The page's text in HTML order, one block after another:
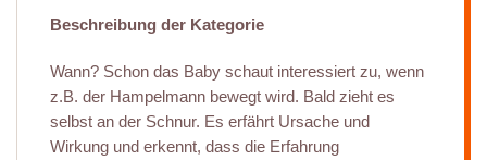
Beschreibung der Kategorie
Wann? Schon das Baby schaut interessiert zu, wenn
z.B. der Hampelmann bewegt wird. Bald zieht es
selbst an der Schnur. Es erfährt Ursache und
Wirkung und erkennt, dass die Erfahrung